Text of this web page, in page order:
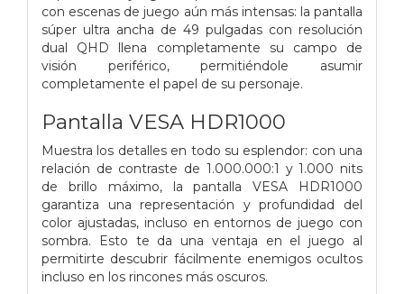
con escenas de juego aún más intensas: la pantalla
súper ultra ancha de 49 pulgadas con resolución
dual QHD llena completamente su campo de
visión periférico, permitiéndole asumir
completamente el papel de su personaje.
Pantalla VESA HDR1000
Muestra los detalles en todo su esplendor: con una
relación de contraste de 1.000.000:1 y 1.000 nits
de brillo máximo, la pantalla VESA HDR1000
garantiza una representación y profundidad del
color ajustadas, incluso en entornos de juego con
sombra. Esto te da una ventaja en el juego al
permitirte descubrir fácilmente enemigos ocultos
incluso en los rincones más oscuros.